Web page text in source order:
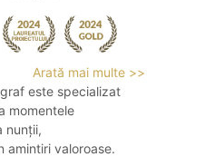
Arată mai multe >>
este specializat
momentele
nunții,
amintiri valoroase.